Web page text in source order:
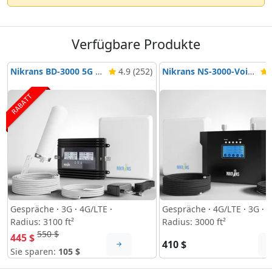
Verfügbare Produkte
Nikrans BD-3000 5G & 4G 4.9 (252)
RABATT
Gespräche · 3G · 4G/LTE ·
Radius: 3100 ft²
445 $ 550 $
Sie sparen: 105 $
Nikrans NS-3000-Voice, 3G & 4G
Gespräche · 4G/LTE · 3G ·
Radius: 3000 ft²
410 $